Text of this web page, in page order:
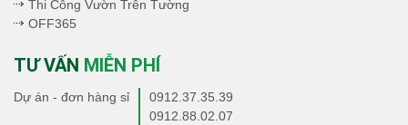
Thi Công Vườn Trên Tường
OFF365
TƯ VẤN MIỄN PHÍ
Dự án - đơn hàng sỉ
0912.37.35.39
0912.88.02.07